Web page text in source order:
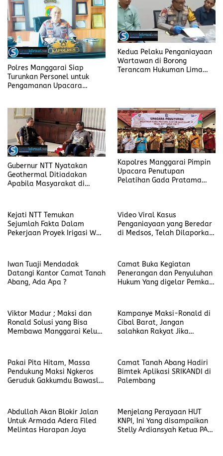
Polres Manggarai Siap
Turunkan Personel untuk
Pengamanan Upacara
Kedua Pelaku Penganiayaan
Wartawan di Borong
Terancam Hukuman Lima
Gubernur NTT Nyatakan
Geothermal Ditiadakan
Apabila Masyarakat di
Kapolres Manggarai Pimpin
Upacara Penutupan
Pelatihan Gada Pratama
Kejati NTT Temukan
Sejumlah Fakta Dalam
Pekerjaan Proyek Irigasi Wae
Video Viral Kasus
Penganiayaan yang Beredar
di Medsos, Telah Dilaporkan
Iwan Tuaji Mendadak
Datangi Kantor Camat Tanah
Abang, Ada Apa ?
Camat Buka Kegiatan
Penerangan dan Penyuluhan
Hukum Yang digelar Pemkab
Viktor Madur ; Maksi dan
Ronald Solusi yang Bisa
Membawa Manggarai Keluar
Kampanye Maksi-Ronald di
Cibal Barat, Jangan
salahkan Rakyat Jika
Pakai Pita Hitam, Massa
Pendukung Maksi Ngkeros
Geruduk Gakkumdu Bawaslu
Camat Tanah Abang Hadiri
Bimtek Aplikasi SRIKANDI di
Palembang
Abdullah Akan Blokir Jalan
Untuk Armada Adera Filed
Melintas Harapan Jaya
Menjelang Perayaan HUT
KNPI, Ini Yang disampaikan
Stelly Ardiansyah Ketua PAC